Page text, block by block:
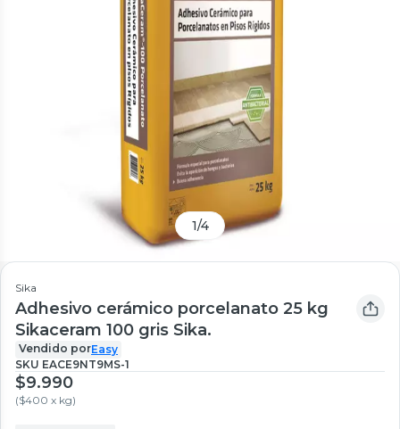
1/4
Sika
Adhesivo cerámico porcelanato 25 kg
Sikaceram 100 gris Sika.
Vendido porEasy
SKU EACE9NT9MS-1
$9.990
($400 x kg)